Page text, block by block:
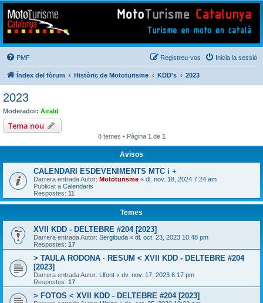
Mototurisme
Turisme en moto en català
PMF Inicia la sessió
Registreu-vos
Índex del fòrum Històric de Mototurisme KDD's 2023
2023
Moderador: Airald
Tema nou
8 temes • Pàgina 1 de 1
Avisos
CALENDARI ESDEVENIMENTS MTC i +
Darrera entrada Autor: Mototurisme « dl. nov. 18, 2024 7:24 am
Publicat a Calendaris
Respostes: 11
Temes
XVII KDD - DELTEBRE #204 [2023]
Darrera entrada Autor: Sergibuda « dl. oct. 23, 2023 10:48 pm
Respostes: 17
> TAULA RODONA · RESUM < XVII KDD - DELTEBRE #204
[2023]
Darrera entrada Autor: Llfont « dv. nov. 17, 2023 6:17 pm
Respostes: 17
> FOTOS < XVII KDD - DELTEBRE #204 [2023]